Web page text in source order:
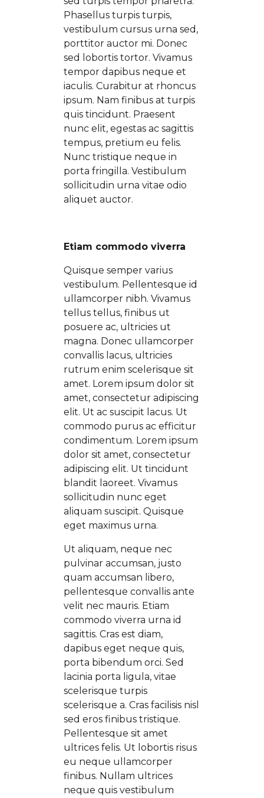
Phasellus turpis turpis,
vestibulum cursus urna sed,
porttitor auctor mi. Donec
sed lobortis tortor. Vivamus
tempor dapibus neque et
iaculis. Curabitur at rhoncus
ipsum. Nam finibus at turpis
quis tincidunt. Praesent
nunc elit, egestas ac sagittis
tempus, pretium eu felis.
Nunc tristique neque in
porta fringilla. Vestibulum
sollicitudin urna vitae odio
aliquet auctor.
Etiam commodo viverra
Quisque semper varius
vestibulum. Pellentesque id
ullamcorper nibh. Vivamus
tellus tellus, finibus ut
posuere ac, ultricies ut
magna. Donec ullamcorper
convallis lacus, ultricies
rutrum enim scelerisque sit
amet. Lorem ipsum dolor sit
amet, consectetur adipiscing
elit. Ut ac suscipit lacus. Ut
commodo purus ac efficitur
condimentum. Lorem ipsum
dolor sit amet, consectetur
adipiscing elit. Ut tincidunt
blandit laoreet. Vivamus
sollicitudin nunc eget
aliquam suscipit. Quisque
eget maximus urna.
Ut aliquam, neque nec
pulvinar accumsan, justo
quam accumsan libero,
pellentesque convallis ante
velit nec mauris. Etiam
commodo viverra urna id
sagittis. Cras est diam,
dapibus eget neque quis,
porta bibendum orci. Sed
lacinia porta ligula, vitae
scelerisque turpis
scelerisque a. Cras facilisis nisl
sed eros finibus tristique.
Pellentesque sit amet
ultrices felis. Ut lobortis risus
eu neque ullamcorper
finibus. Nullam ultrices
neque quis vestibulum